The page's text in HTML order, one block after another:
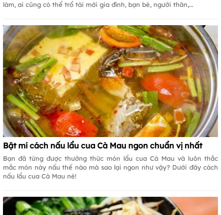
làm, ai cũng có thể trổ tài mời gia đình, bạn bè, người thân,...
Bật mí cách nấu lẩu cua Cà Mau ngon chuẩn vị nhất
Bạn đã từng được thưởng thức món lẩu cua Cà Mau và luôn thắc
mắc món này nấu thế nào mà sao lại ngon như vậy? Dưới đây cách
nấu lẩu cua Cà Mau nè!